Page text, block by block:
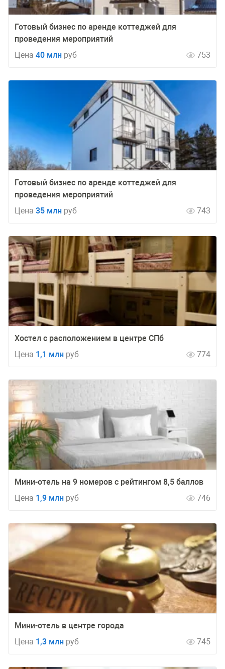
Готовый бизнес по аренде коттеджей для
проведения мероприятий
Цена 40 млн руб 753
Готовый бизнес по аренде коттеджей для
проведения мероприятий
Цена 35 млн руб 743
Хостел с расположением в центре СПб
Цена 1,1 млн руб 774
Мини-отель на 9 номеров с рейтингом 8,5 баллов
Цена 1,9 млн руб 746
Мини-отель в центре города
Цена 1,3 млн руб 745